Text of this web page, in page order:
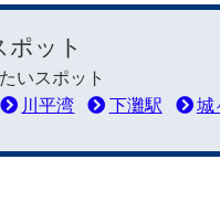
ポット
いスポット
川平湾 下灘駅 城